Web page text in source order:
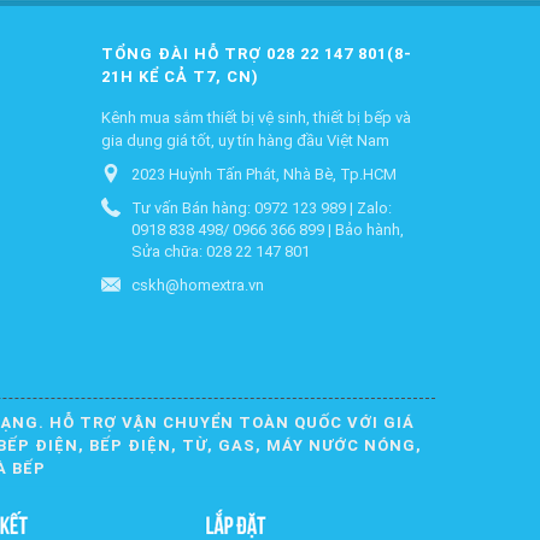
TỔNG ĐÀI HỖ TRỢ 028 22 147 801(8-
21H KỂ CẢ T7, CN)
Kênh mua sắm thiết bị vệ sinh, thiết bị bếp và
gia dụng giá tốt, uy tín hàng đầu Việt Nam
2023 Huỳnh Tấn Phát, Nhà Bè, Tp.HCM
Tư vấn Bán hàng: 0972 123 989 | Zalo:
0918 838 498/ 0966 366 899 | Bảo hành,
Sửa chữa: 028 22 147 801
cskh@homextra.vn
HỖ TRỢ VẬN CHUYỂN TOÀN QUỐC VỚI GIÁ
ĐIỆN, BẾP ĐIỆN, TỪ, GAS, MÁY NƯỚC NÓNG,
BẾP